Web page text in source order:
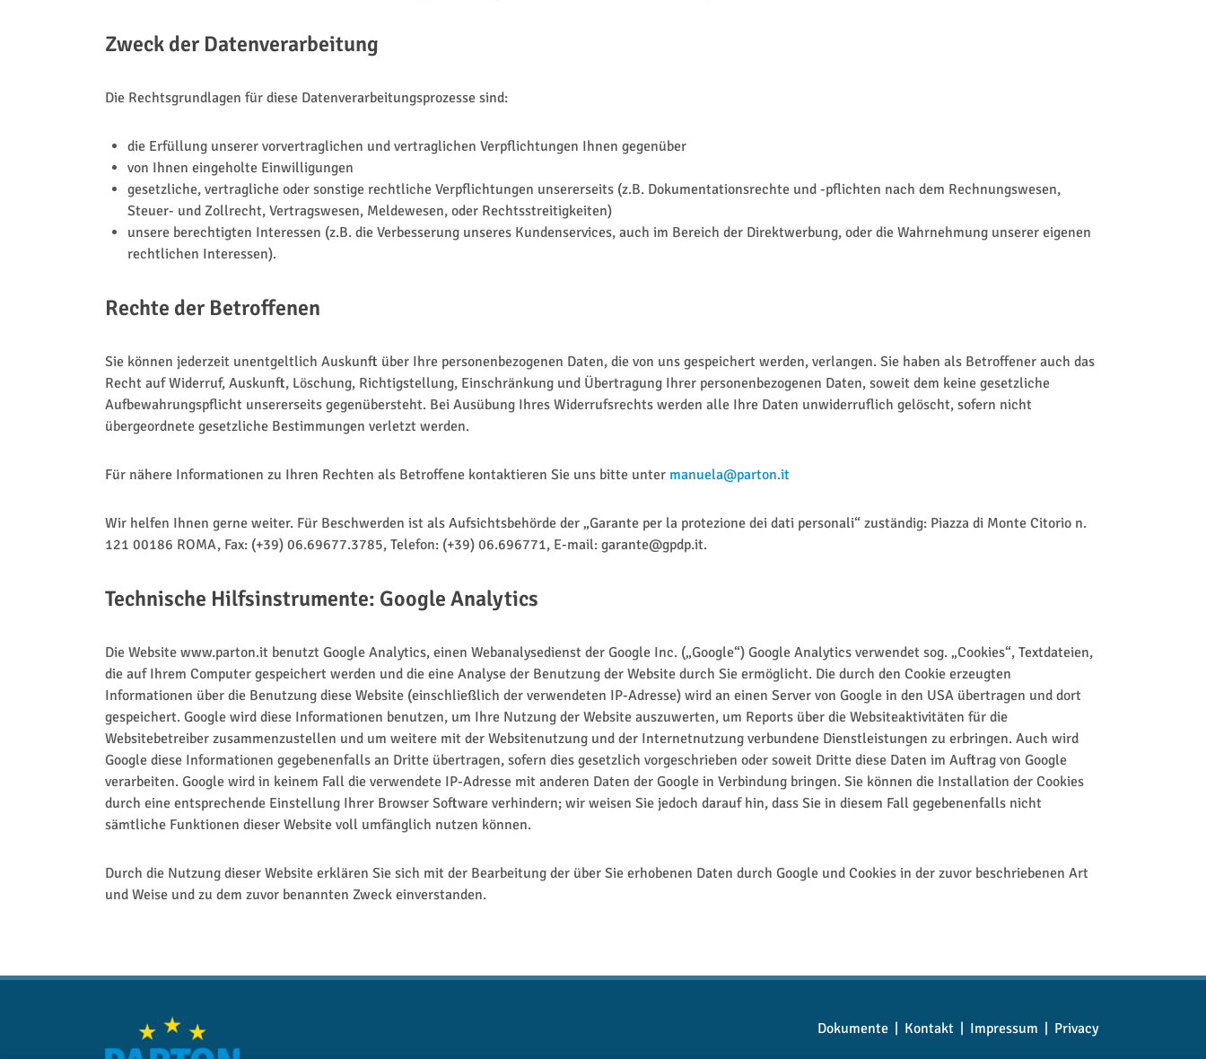
Zweck der Datenverarbeitung
Die Rechtsgrundlagen für diese Datenverarbeitungsprozesse sind:
die Erfüllung unserer vorvertraglichen und vertraglichen Verpflichtungen Ihnen gegenüber
von Ihnen eingeholte Einwilligungen
gesetzliche, vertragliche oder sonstige rechtliche Verpflichtungen unsererseits (z.B. Dokumentationsrechte und -pflichten nach dem Rechnungswesen,
Steuer- und Zollrecht, Vertragswesen, Meldewesen, oder Rechtsstreitigkeiten)
unsere berechtigten Interessen (z.B. die Verbesserung unseres Kundenservices, auch im Bereich der Direktwerbung, oder die Wahrnehmung unserer eigenen
rechtlichen Interessen).
Rechte der Betroffenen
Sie können jederzeit unentgeltlich Auskunft über Ihre personenbezogenen Daten, die von uns gespeichert werden, verlangen. Sie haben als Betroffener auch das
Recht auf Widerruf, Auskunft, Löschung, Richtigstellung, Einschränkung und Übertragung Ihrer personenbezogenen Daten, soweit dem keine gesetzliche
Aufbewahrungspflicht unsererseits gegenübersteht. Bei Ausübung Ihres Widerrufsrechts werden alle Ihre Daten unwiderruflich gelöscht, sofern nicht
übergeordnete gesetzliche Bestimmungen verletzt werden.
Für nähere Informationen zu Ihren Rechten als Betroffene kontaktieren Sie uns bitte unter manuela@parton.it
Wir helfen Ihnen gerne weiter. Für Beschwerden ist als Aufsichtsbehörde der „Garante per la protezione dei dati personali“ zuständig: Piazza di Monte Citorio n.
121 00186 ROMA, Fax: (+39) 06.69677.3785, Telefon: (+39) 06.696771, E-mail: garante@gpdp.it.
Technische Hilfsinstrumente: Google Analytics
Die Website www.parton.it benutzt Google Analytics, einen Webanalysedienst der Google Inc. („Google“) Google Analytics verwendet sog. „Cookies“, Textdateien,
die auf Ihrem Computer gespeichert werden und die eine Analyse der Benutzung der Website durch Sie ermöglicht. Die durch den Cookie erzeugten
Informationen über die Benutzung diese Website (einschließlich der verwendeten IP-Adresse) wird an einen Server von Google in den USA übertragen und dort
gespeichert. Google wird diese Informationen benutzen, um Ihre Nutzung der Website auszuwerten, um Reports über die Websiteaktivitäten für die
Websitebetreiber zusammenzustellen und um weitere mit der Websitenutzung und der Internetnutzung verbundene Dienstleistungen zu erbringen. Auch wird
Google diese Informationen gegebenenfalls an Dritte übertragen, sofern dies gesetzlich vorgeschrieben oder soweit Dritte diese Daten im Auftrag von Google
verarbeiten. Google wird in keinem Fall die verwendete IP-Adresse mit anderen Daten der Google in Verbindung bringen. Sie können die Installation der Cookies
durch eine entsprechende Einstellung Ihrer Browser Software verhindern; wir weisen Sie jedoch darauf hin, dass Sie in diesem Fall gegebenenfalls nicht
sämtliche Funktionen dieser Website voll umfänglich nutzen können.
Durch die Nutzung dieser Website erklären Sie sich mit der Bearbeitung der über Sie erhobenen Daten durch Google und Cookies in der zuvor beschriebenen Art
und Weise und zu dem zuvor benannten Zweck einverstanden.
Dokumente Kontakt Impressum Privacy